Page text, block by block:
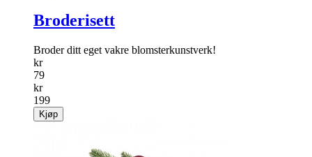
Broderisett
Broder ditt eget vakre blomsterkunstverk!
kr
79
kr
199
Kjøp